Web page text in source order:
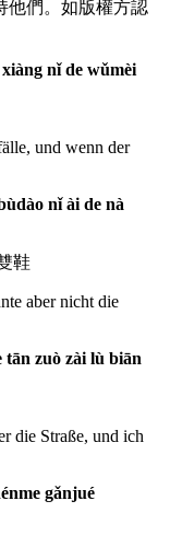
他們。如版權方認
nǐ de wǔmèi
und wenn der
nǐ ài de nà
鞋
aber nicht die
tān zuò zài lù biān
die Straße, und ich
gǎnjué